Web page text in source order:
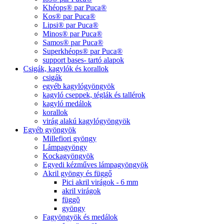
Khéops® par Puca®
Kos® par Puca®
Lipsi® par Puca®
Minos® par Puca®
Samos® par Puca®
Superkhéops® par Puca®
support bases- tartó alapok
Csigák, kagylók és korallok
csigák
egyéb kagylógyöngyök
kagyló cseppek, téglák és tallérok
kagyló medálok
korallok
virág alakú kagylógyöngyök
Egyéb gyöngyök
Millefiori gyöngy
Lámpagyöngy
Kockagyöngyök
Egyedi kézműves lámpagyöngyök
Akril gyöngy és függő
Pici akril virágok - 6 mm
akril virágok
függõ
gyöngy
Fagyöngyök és medálok